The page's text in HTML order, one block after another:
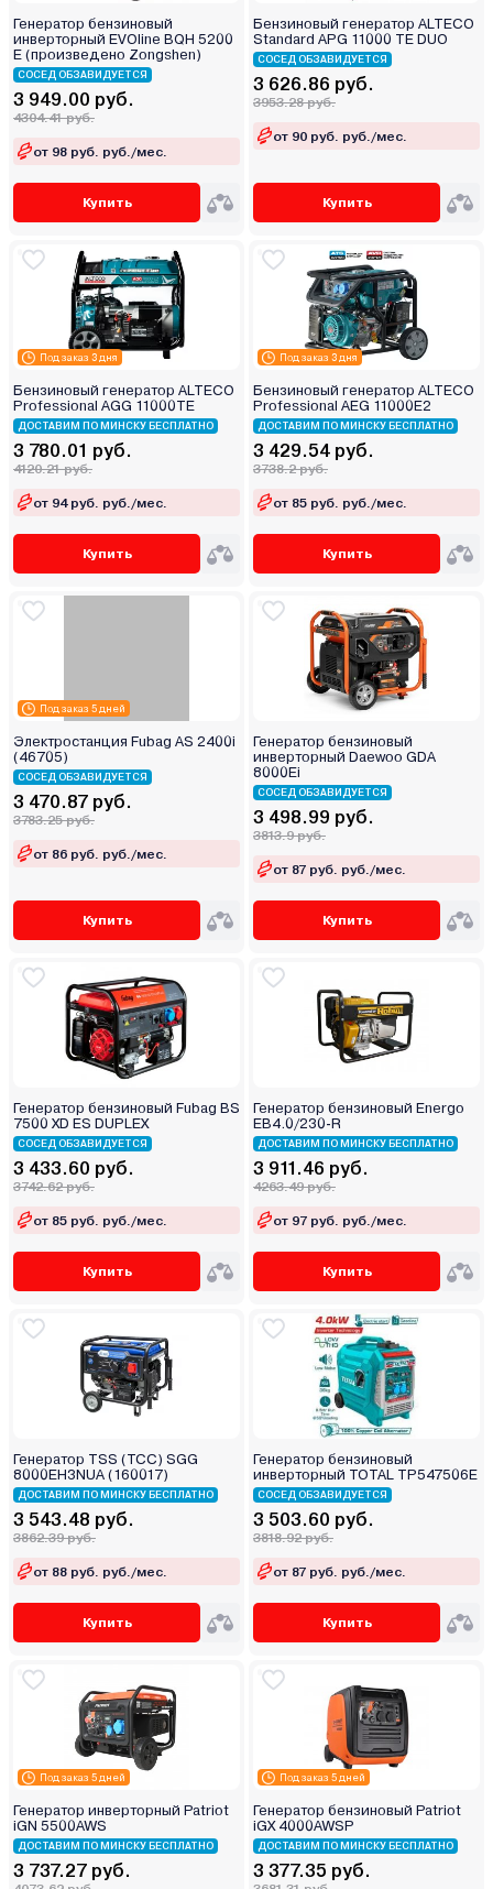
Генератор бензиновый
инверторный EVOline BQH 5200
E (произведено Zongshen)
СОСЕД ОБЗАВИДУЕТСЯ
3 949.00 руб.
4304.41 руб.
от 98 руб. руб./мес.
Купить
Бензиновый генератор ALTECO
Standard APG 11000 TE DUO
СОСЕД ОБЗАВИДУЕТСЯ
3 626.86 руб.
3953.28 руб.
от 90 руб. руб./мес.
Купить
Под заказ 3 дня
Бензиновый генератор ALTECO
Professional AGG 11000TЕ
ДОСТАВИМ ПО МИНСКУ БЕСПЛАТНО
3 780.01 руб.
4120.21 руб.
от 94 руб. руб./мес.
Купить
Под заказ 3 дня
Бензиновый генератор ALTECO
Professional AEG 11000E2
ДОСТАВИМ ПО МИНСКУ БЕСПЛАТНО
3 429.54 руб.
3738.2 руб.
от 85 руб. руб./мес.
Купить
Под заказ 5 дней
Электростанция Fubag AS 2400i
(46705)
СОСЕД ОБЗАВИДУЕТСЯ
3 470.87 руб.
3783.25 руб.
от 86 руб. руб./мес.
Купить
Генератор бензиновый
инверторный Daewoo GDA
8000Ei
СОСЕД ОБЗАВИДУЕТСЯ
3 498.99 руб.
3813.9 руб.
от 87 руб. руб./мес.
Купить
Генератор бензиновый Fubag BS
7500 XD ES DUPLEX
СОСЕД ОБЗАВИДУЕТСЯ
3 433.60 руб.
3742.62 руб.
от 85 руб. руб./мес.
Купить
Генератор бензиновый Energo
EB4.0/230-R
ДОСТАВИМ ПО МИНСКУ БЕСПЛАТНО
3 911.46 руб.
4263.49 руб.
от 97 руб. руб./мес.
Купить
Генератор TSS (ТСС) SGG
8000EH3NUA (160017)
ДОСТАВИМ ПО МИНСКУ БЕСПЛАТНО
3 543.48 руб.
3862.39 руб.
от 88 руб. руб./мес.
Купить
Генератор бензиновый
инверторный TOTAL TP547506E
СОСЕД ОБЗАВИДУЕТСЯ
3 503.60 руб.
3818.92 руб.
от 87 руб. руб./мес.
Купить
Под заказ 5 дней
Генератор инверторный Patriot
iGN 5500AWS
ДОСТАВИМ ПО МИНСКУ БЕСПЛАТНО
3 737.27 руб.
Под заказ 5 дней
Генератор бензиновый Patriot
iGX 4000AWSP
ДОСТАВИМ ПО МИНСКУ БЕСПЛАТНО
3 377.35 руб.